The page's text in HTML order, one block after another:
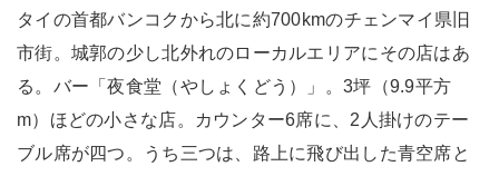
タイの首都バンコクから北に約700kmのチェンマイ県旧
市街。城郭の少し北外れのローカルエリアにその店はあ
る。バー「夜食堂（やしょくどう）」。3坪（9.9平方
m）ほどの小さな店。カウンター6席に、2人掛けのテー
ブル席が四つ。うち三つは、路上に飛び出した青空席と